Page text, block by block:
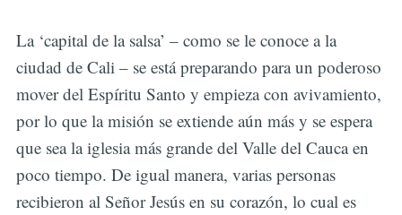
La ‘capital de la salsa’ – como se le conoce a la
ciudad de Cali – se está preparando para un poderoso
mover del Espíritu Santo y empieza con avivamiento,
por lo que la misión se extiende aún más y se espera
que sea la iglesia más grande del Valle del Cauca en
poco tiempo. De igual manera, varias personas
recibieron al Señor Jesús en su corazón, lo cual es